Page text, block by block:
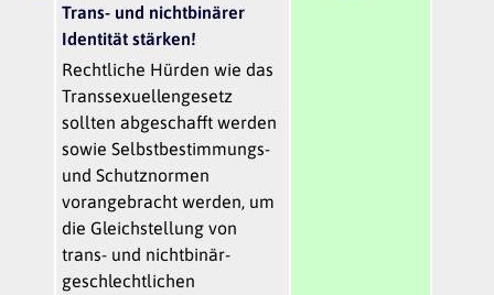
Trans- und nichtbinärer
Identität stärken!
Rechtliche Hürden wie das
Transsexuellengesetz
sollten abgeschafft werden
sowie Selbstbestimmungs-
und Schutznormen
vorangebracht werden, um
die Gleichstellung von
trans- und nichtbinär-
geschlechtlichen